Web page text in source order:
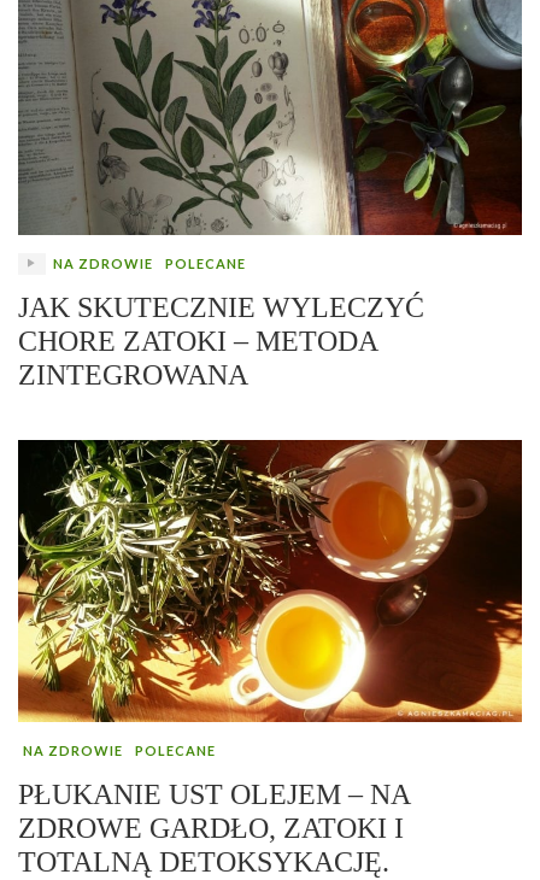
NA ZDROWIE POLECANE
JAK SKUTECZNIE WYLECZYĆ
CHORE ZATOKI – METODA
ZINTEGROWANA
NA ZDROWIE POLECANE
PŁUKANIE UST OLEJEM – NA
ZDROWE GARDŁO, ZATOKI I
TOTALNĄ DETOKSYKACJĘ.